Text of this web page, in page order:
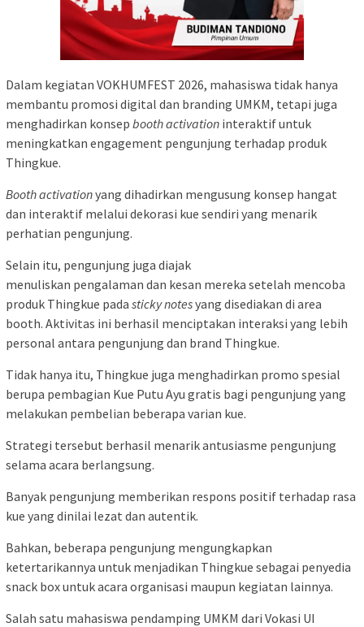
Dalam kegiatan VOKHUMFEST 2026, mahasiswa tidak hanya
membantu promosi digital dan branding UMKM, tetapi juga
menghadirkan konsep booth activation interaktif untuk
meningkatkan engagement pengunjung terhadap produk
Thingkue.
Booth activationyang dihadirkan mengusung konsep hangat
dan interaktif melalui dekorasi kue sendiri yang menarik
perhatian pengunjung.
Selain itu, pengunjung juga diajak
menuliskan pengalaman dan kesan mereka setelah mencoba
produk Thingkue pada sticky notesyang disediakan di area
booth. Aktivitas ini berhasil menciptakan interaksi yang lebih
personal antara pengunjung dan brand Thingkue.
Tidak hanya itu, Thingkue juga menghadirkan promo spesial
berupa pembagian Kue Putu Ayu gratis bagi pengunjung yang
melakukan pembelian beberapa varian kue.
Strategi tersebut berhasil menarik antusiasme pengunjung
selama acara berlangsung.
Banyak pengunjung memberikan respons positif terhadap rasa
kue yang dinilai lezat dan autentik.
Bahkan, beberapa pengunjung mengungkapkan
ketertarikannya untuk menjadikan Thingkue sebagai penyedia
snack box untuk acara organisasi maupun kegiatan lainnya.
Salah satu mahasiswa pendamping UMKM dari Vokasi UI